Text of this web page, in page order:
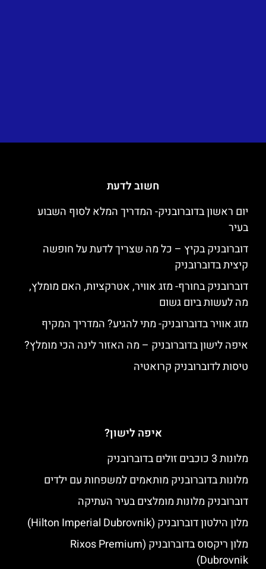
חשוב לדעת
יום ראשון בדוברובניק- המדריך המלא לסוף השבוע
בעיר
דוברובניק בקיץ – כל מה שצריך לדעת על חופשה
קיצית בדוברובניק
דוברובניק בחורף- מזג אוויר, אטרקציות, האם מומלץ,
מה לעשות ביום גשום
מזג אוויר בדוברובניק- מתי להגיע? המדריך המקיף
איפה לישון בדוברובניק – מה האזור לינה הכי מומלץ?
טיסות לדוברובניק קרואטיה
איפה לישון?
מלונות 3 כוכבים זולים בדוברובניק
מלונות בדוברובניק מותאמים למשפחות עם ילדים
דוברובניק מלונות מומלצים בעיר העתיקה
מלון הילטון דוברובניק (Hilton Imperial Dubrovnik)
מלון ריקסוס בדוברובניק (Rixos Premium
Dubrovnik)